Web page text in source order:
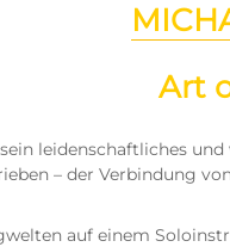
Art
leidenschaftliches
– der Verbindung
auf einem